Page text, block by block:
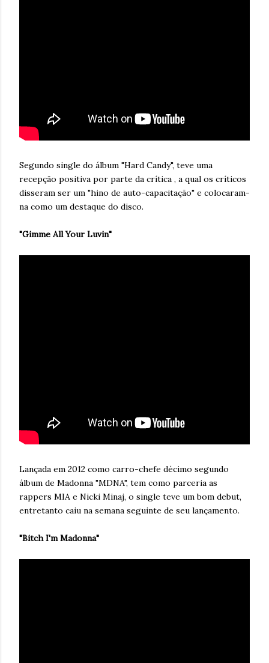
Segundo single do álbum "Hard Candy", teve uma
recepção positiva por parte da crítica , a qual os críticos
disseram ser um "hino de auto-capacitação" e colocaram-
na como um destaque do disco.
"Gimme All Your Luvin"
Lançada em 2012 como carro-chefe décimo segundo
álbum de Madonna "MDNA", tem como parceria as
rappers MIA e Nicki Minaj, o single teve um bom debut,
entretanto caiu na semana seguinte de seu lançamento.
"Bitch I'm Madonna"